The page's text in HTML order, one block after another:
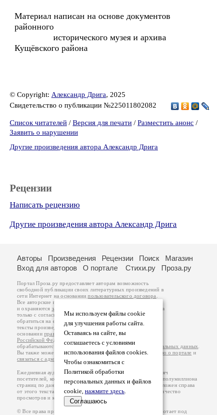
Материал написан на основе документов
районного
исторического музея и архива
Кущёвского района
© Copyright: Александр Дрига, 2025
Свидетельство о публикации №225011802082
Список читателей / Версия для печати / Разместить анонс /
Заявить о нарушении
Другие произведения автора Александр Дрига
Рецензии
Написать рецензию
Другие произведения автора Александр Дрига
Мы используем файлы cookie
для улучшения работы сайта.
Оставаясь на сайте, вы
соглашаетесь с условиями
использования файлов cookies.
Чтобы ознакомиться с
Политикой обработки
персональных данных и файлов
cookie, нажмите здесь.
Соглашаюсь
Авторы Произведения Рецензии Поиск
Магазин
Вход для авторов
О портале Стихи.ру Проза.ру
Портал Проза.ру предоставляет авторам возможность
свободной публикации своих литературных произведений в
сети Интернет на основаниипользовательского договора
Все авторские права на произведения принадлежат авторам
и охраняются законом
. Перепечатка произведений возможна
только с согласия его автора, к которому вы можете
обратиться на его авторской странице. Ответственность за
тексты произведений авторы несут самостоятельно на
основанииправил публикацииизаконодательства
Российской Федерации
обрабатываются на основанииПолитики обработки персональных данных
Вы также можете посмотреть более подробнуюинформацию о портале и
связаться с администрацией
Ежедневная аудитория портала Проза.ру – порядка 100 тысяч
посетителей, которые в общей сумме просматривают более полумиллиона
страниц по данным счетчика посещаемости, который расположен справа
от этого текста. В каждой графе указано по две цифры: количество
просмотров и количество посетителей.
© Все права принадлежат авторам, 2000-2026. Портал работает под